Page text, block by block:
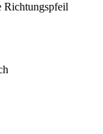
Richtungspfeil